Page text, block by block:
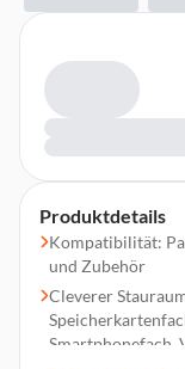
Produktdetails
Kompatibilität:
und Zubehör
Cleverer
Smartphonefach,